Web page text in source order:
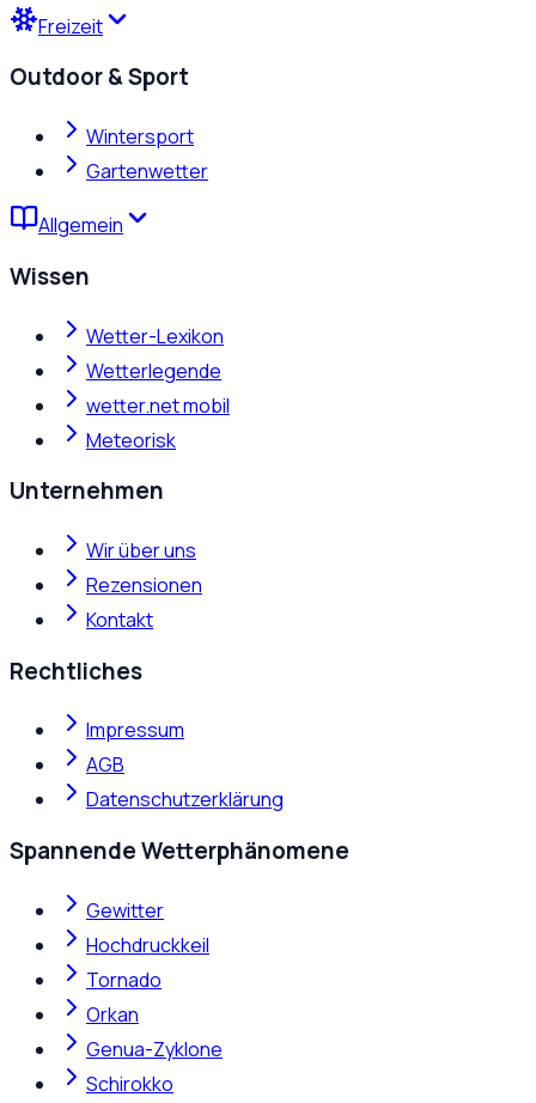
Freizeit
Outdoor & Sport
Wintersport
Gartenwetter
Allgemein
Wissen
Wetter-Lexikon
Wetterlegende
wetter.net mobil
Meteorisk
Unternehmen
Wir über uns
Rezensionen
Kontakt
Rechtliches
Impressum
AGB
Datenschutzerklärung
Spannende Wetterphänomene
Gewitter
Hochdruckkeil
Tornado
Orkan
Genua-Zyklone
Schirokko